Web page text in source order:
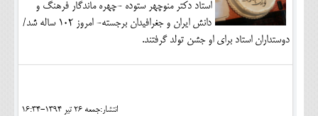
استاد دکتر منوچهر ستوده -چهره ماندگار فرهنگ و
دانش ایران و جغرافیدان برجسته- امروز 102 ساله شد/
دوستداران استاد برای او جشن تولد گرفتند.
انتشار:جمعه 26 تير 1394-16:34